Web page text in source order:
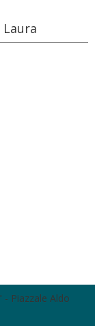
Laura
Piazzale Aldo